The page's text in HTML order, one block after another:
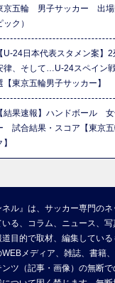
京五輪 男子サッカー 出場
ック）
【U-24日本代表スタメン案】
律、そして…U-24スペイン
【東京五輪男子サッカー】
【結果速報】ハンドボール
試合結果・スコア【東京五
ネル』は、サッカー専門のネ
る、コラム、ニュース、写
目的で取材、編集してい
メディア、雑誌、書籍
ツ（記事・画像）の無断